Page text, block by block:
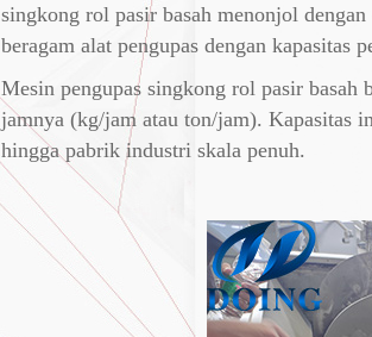
singkong rol pasir basah menonjol
beragam alat pengupas dengan kapasitas
Mesin pengupas singkong rol pasir basah
jamnya (kg/jam atau ton/jam). Kapasitas
hingga pabrik industri skala penuh.